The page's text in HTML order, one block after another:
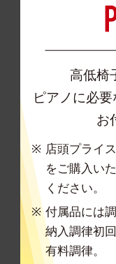
高低椅
ピアノに必
お
店頭プライ
をご購入い
ください。
付属品には
納入調律初
有料調律。